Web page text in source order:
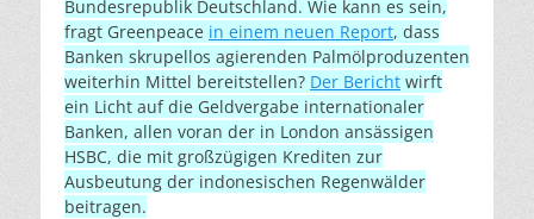
Bundesrepublik Deutschland. Wie kann es sein,
fragt Greenpeace in einem neuen Report, dass
Banken skrupellos agierenden Palmölproduzenten
weiterhin Mittel bereitstellen? Der Bericht wirft
ein Licht auf die Geldvergabe internationaler
Banken, allen voran der in London ansässigen
HSBC, die mit großzügigen Krediten zur
Ausbeutung der indonesischen Regenwälder
beitragen.